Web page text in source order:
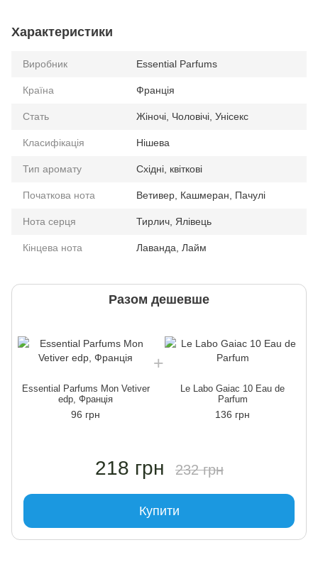
Характеристики
Виробник Essential Parfums
Країна Франція
Стать Жіночі, Чоловічі, Унісекс
Класифікація Нішева
Тип аромату Східні, квіткові
Початкова нота Ветивер, Кашмеран, Пачулі
Нота серця Тирлич, Ялівець
Кінцева нота Лаванда, Лайм
Разом дешевше
Essential Parfums Mon Vetiver
edp, Франція
96 грн
Le Labo Gaiac 10 Eau de
Parfum
136 грн
218 грн 232 грн
Купити